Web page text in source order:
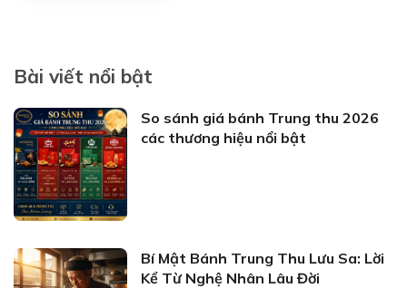
Bài viết nổi bật
So sánh giá bánh Trung thu 2026
các thương hiệu nổi bật
Bí Mật Bánh Trung Thu Lưu Sa: Lời
Kể Từ Nghệ Nhân Lâu Đời